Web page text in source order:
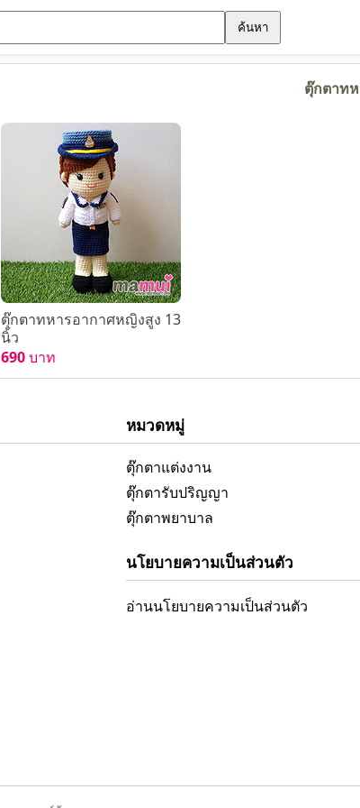
ค้นหา
ตุ๊กตาท
ตุ๊กตาทหารอากาศหญิงสูง 13
นิ้ว
690บาท
หมวดหมู่
ตุ๊กตาแต่งงาน
ตุ๊กตารับปริญญา
ตุ๊กตาพยาบาล
นโยบายความเป็นส่วนตัว
อ่านนโยบายความเป็นส่วนตัว